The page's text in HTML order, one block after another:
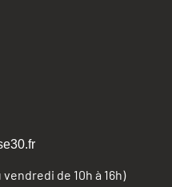
vendredi de 10h à 16h)